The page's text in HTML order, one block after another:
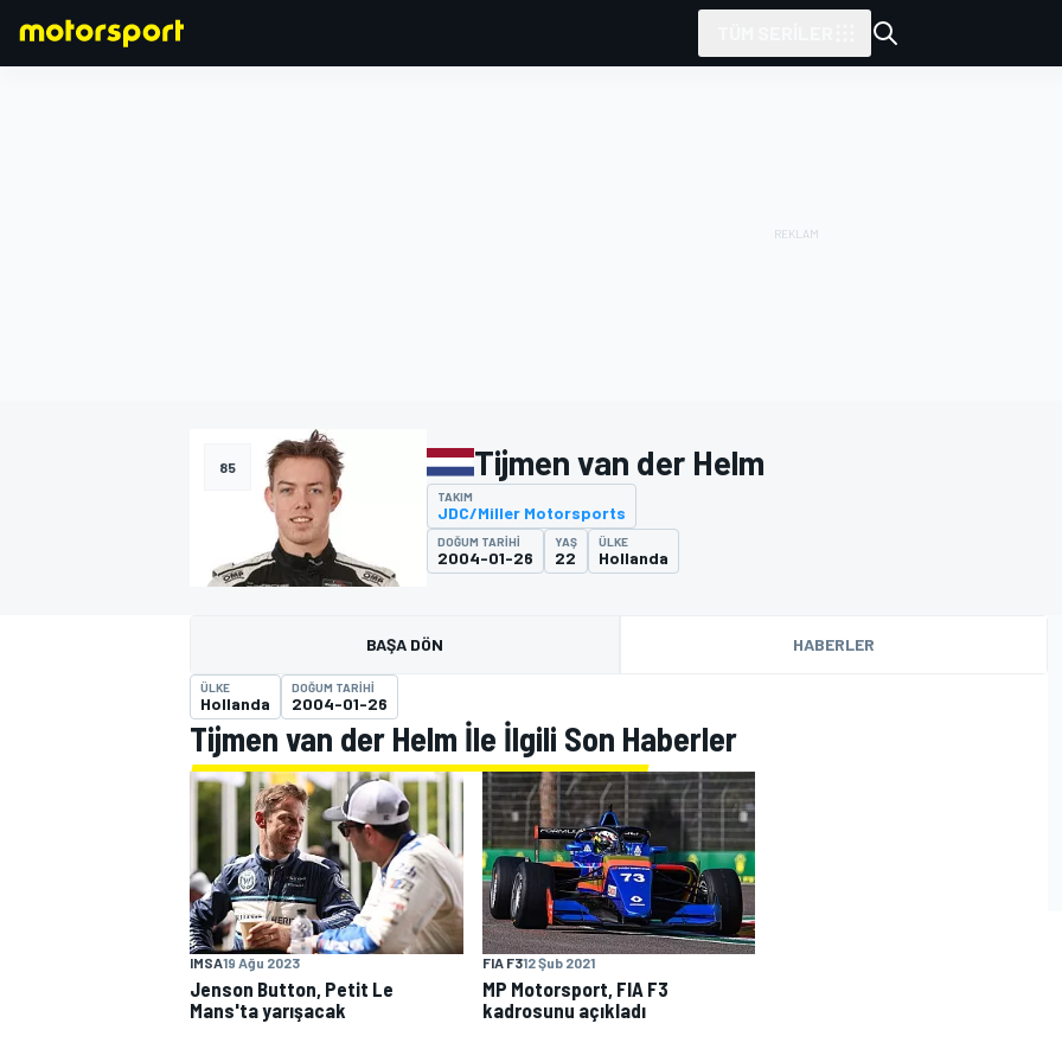
MOTOGP
WORLD SUPERBIKE
85 Tijmen van der Helm
TAKIM
JDC/Miller Motorsports
DOĞUM TARIHI
2004-01-26
YAŞ
22
ÜLKE
Hollanda
BAŞA DÖN HABERLER
ÜLKE
Hollanda
DOĞUM TARIHI
2004-01-26
Tijmen van der Helm İle İlgili Son Haberler
IMSA19 Ağu 2023
Jenson Button, Petit Le
Mans'ta yarışacak
FIA F312 Şub 2021
MP Motorsport, FIA F3
kadrosunu açıkladı